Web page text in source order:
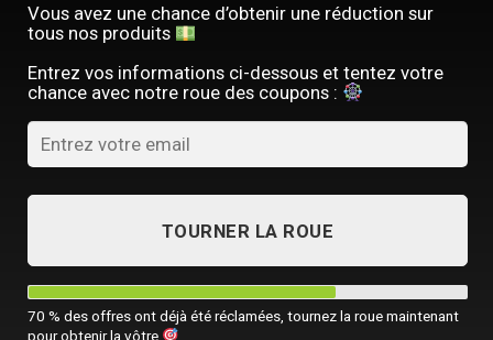
ACCUEIL / TOUTES NOS SACOCHES HOMME
Vous avez une chance d’obtenir une réduction sur
tous nos produits
Entrez vos informations ci-dessous et tentez votre
chance avec notre roue des coupons :
TOURNER LA ROUE
70 % des offres ont déjà été réclamées, tournez la roue maintenant
pour obtenir la vôtre